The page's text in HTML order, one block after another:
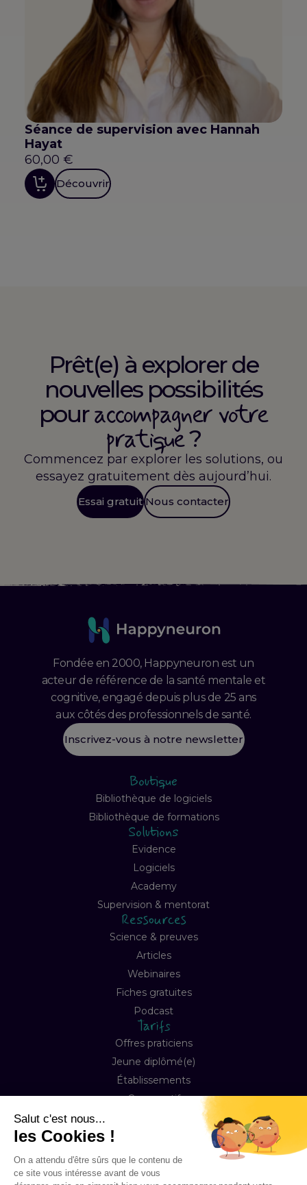
Séance de supervision avec Hannah
Hayat
60,00 €
Découvrir
Prêt(e) à explorer de
nouvelles possibilités
pouraccompagner votre
pratique?
Commencez par explorer les solutions, ou
essayez gratuitement dès aujourd’hui.
Essai gratuit Nous contacter
Fondée en 2000, Happyneuron est un
acteur de référence de la santé mentale et
cognitive, engagé depuis plus de 25 ans
aux côtés des professionnels de santé.
Inscrivez-vous à notre newsletter
Boutique
Bibliothèque de logiciels
Bibliothèque de formations
Solutions
Evidence
Logiciels
Academy
Supervision & mentorat
Ressources
Science & preuves
Articles
Webinaires
Fiches gratuites
Podcast
Tarifs
Offres praticiens
Jeune diplômé(e)
Établissements
Comparatif